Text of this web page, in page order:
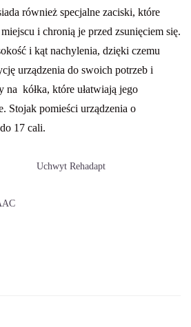
również specjalne zaciski, które
i chronią je przed zsunięciem się.
i kąt nachylenia, dzięki czemu
urządzenia do swoich potrzeb i
na kółka, które ułatwiają jego
Stojak pomieści urządzenia o
17 cali.
Uchwyt Rehadapt